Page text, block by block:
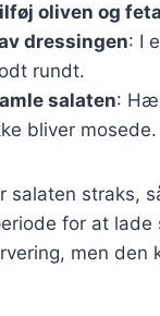
oliven og feta
dressingen: I
rundt.
salaten:
bliver mosede.
salaten straks,
for at
men den